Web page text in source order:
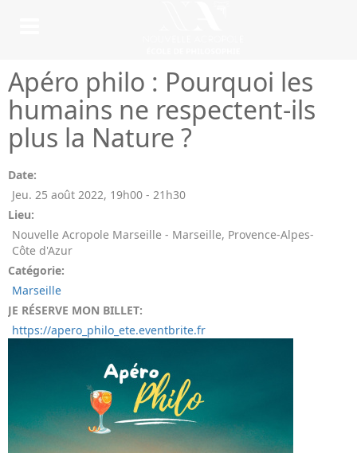
Apéro philo : Pourquoi les
humains ne respectent-ils
plus la Nature ?
Date:
Jeu. 25 août 2022, 19h00 - 21h30
Lieu:
Nouvelle Acropole Marseille - Marseille, Provence-Alpes-
Côte d'Azur
Catégorie:
Marseille
JE RÉSERVE MON BILLET:
https://apero_philo_ete.eventbrite.fr